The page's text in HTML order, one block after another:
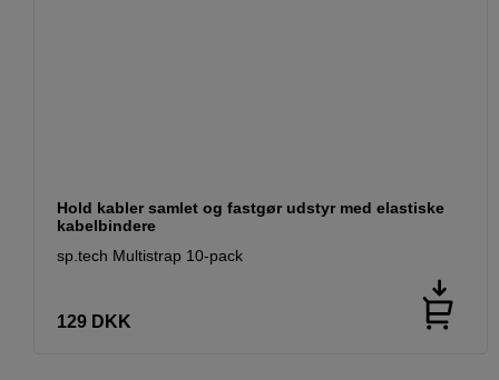
Hold kabler samlet og fastgør udstyr med elastiske
kabelbindere
sp.tech Multistrap 10-pack
129 DKK